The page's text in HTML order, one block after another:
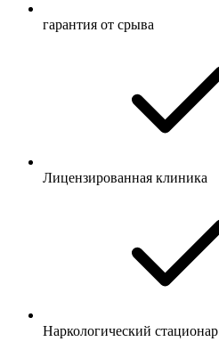
гарантия от срыва
Лицензированная клиника
Наркологический стационар